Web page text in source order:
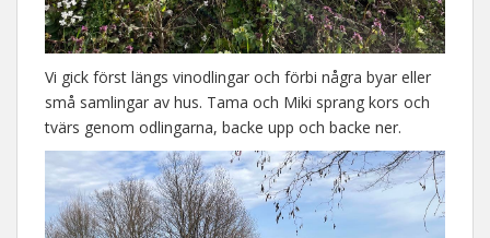
Vi gick först längs vinodlingar och förbi några byar eller
små samlingar av hus. Tama och Miki sprang kors och
tvärs genom odlingarna, backe upp och backe ner.